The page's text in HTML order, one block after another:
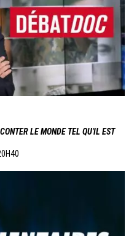
LE MONDE TEL QU'IL EST